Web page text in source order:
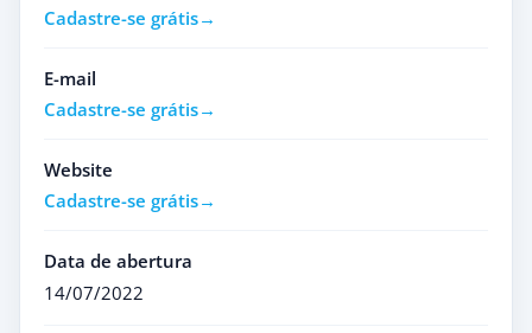
Cadastre-se grátis
E-mail
Cadastre-se grátis
Website
Cadastre-se grátis
Data de abertura
14/07/2022